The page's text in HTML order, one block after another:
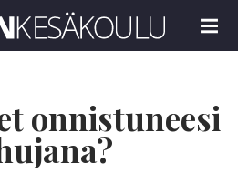
MENU
onnistuneesi